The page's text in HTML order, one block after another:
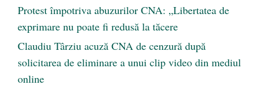
Protest împotriva abuzurilor CNA: „Libertatea de
exprimare nu poate fi redusă la tăcere
Claudiu Târziu acuză CNA de cenzură după
solicitarea de eliminare a unui clip video din mediul
online